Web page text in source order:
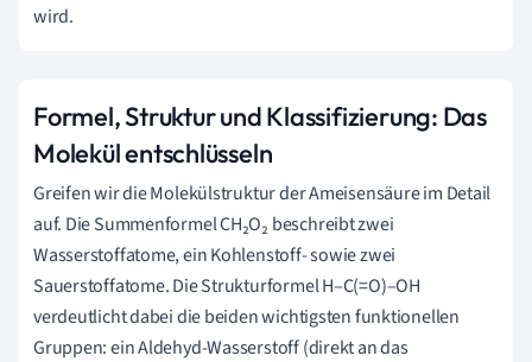
wird.
Formel, Struktur und Klassifizierung: Das
Molekül entschlüsseln
Greifen wir die Molekülstruktur der Ameisensäure im Detail
auf. Die Summenformel CH₂O₂ beschreibt zwei
Wasserstoffatome, ein Kohlenstoff- sowie zwei
Sauerstoffatome. Die Strukturformel H–C(=O)–OH
verdeutlicht dabei die beiden wichtigsten funktionellen
Gruppen: ein Aldehyd-Wasserstoff (direkt an das